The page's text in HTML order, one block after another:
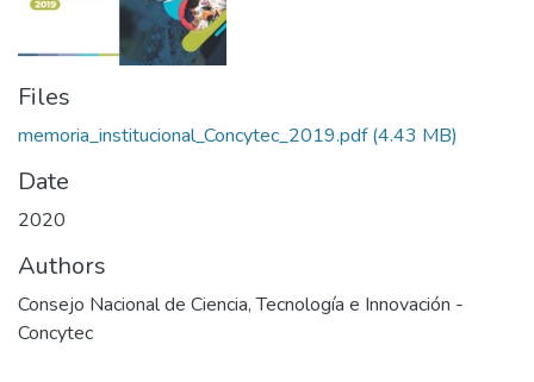
Files
memoria_institucional_Concytec_2019.pdf (4.43 MB)
Date
2020
Authors
Consejo Nacional de Ciencia, Tecnología e Innovación -
Concytec